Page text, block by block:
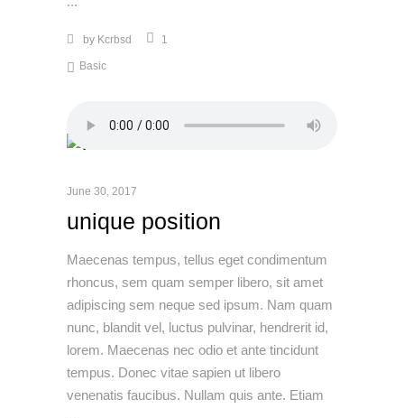
by Kcrbsd 1
Basic
June 30, 2017
unique position
Maecenas tempus, tellus eget condimentum
rhoncus, sem quam semper libero, sit amet
adipiscing sem neque sed ipsum. Nam quam
nunc, blandit vel, luctus pulvinar, hendrerit id,
lorem. Maecenas nec odio et ante tincidunt
tempus. Donec vitae sapien ut libero
venenatis faucibus. Nullam quis ante. Etiam